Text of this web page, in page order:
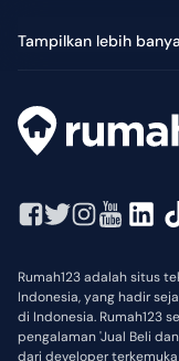
Tampilkan lebih
Rumah123 adalah situs
Indonesia, yang hadir
di Indonesia. Rumah123
pengalaman 'Jual Beli
dari developer